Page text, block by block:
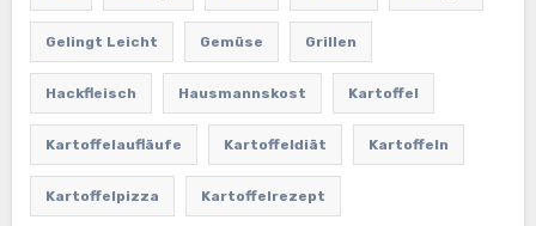
Gelingt Leicht Gemüse Grillen
Hackfleisch Hausmannskost Kartoffel
Kartoffelaufläufe Kartoffeldiät Kartoffeln
Kartoffelpizza Kartoffelrezept